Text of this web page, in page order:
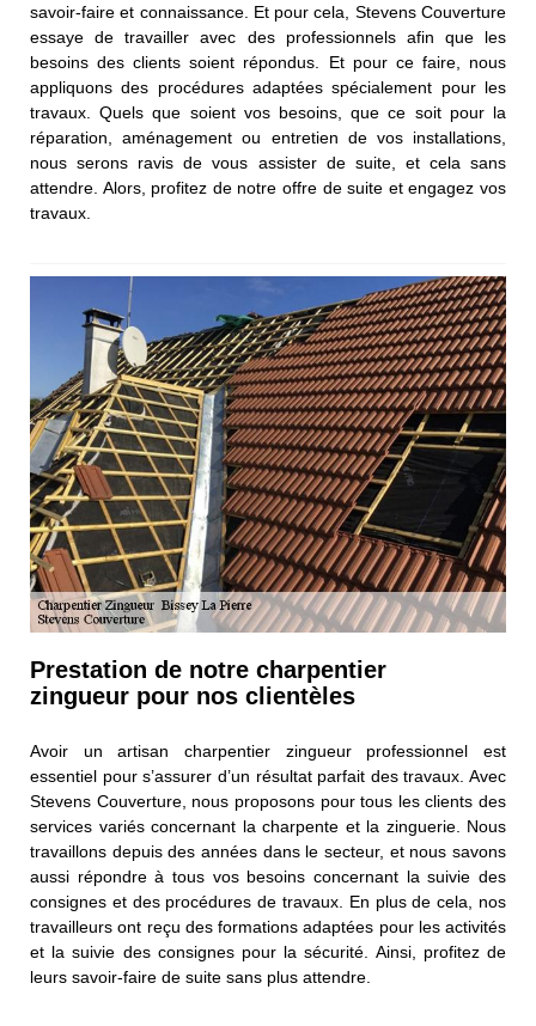
savoir-faire et connaissance. Et pour cela, Stevens Couverture
essaye de travailler avec des professionnels afin que les
besoins des clients soient répondus. Et pour ce faire, nous
appliquons des procédures adaptées spécialement pour les
travaux. Quels que soient vos besoins, que ce soit pour la
réparation, aménagement ou entretien de vos installations,
nous serons ravis de vous assister de suite, et cela sans
attendre. Alors, profitez de notre offre de suite et engagez vos
travaux.
Prestation de notre charpentier
zingueur pour nos clientèles
Avoir un artisan charpentier zingueur professionnel est
essentiel pour s’assurer d’un résultat parfait des travaux. Avec
Stevens Couverture, nous proposons pour tous les clients des
services variés concernant la charpente et la zinguerie. Nous
travaillons depuis des années dans le secteur, et nous savons
aussi répondre à tous vos besoins concernant la suivie des
consignes et des procédures de travaux. En plus de cela, nos
travailleurs ont reçu des formations adaptées pour les activités
et la suivie des consignes pour la sécurité. Ainsi, profitez de
leurs savoir-faire de suite sans plus attendre.